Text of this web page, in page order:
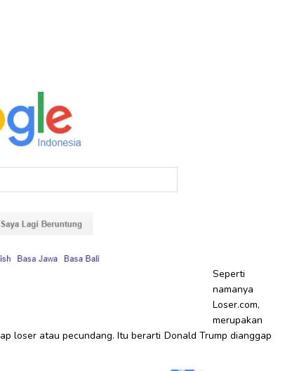
Seperti
namanya
Loser.com,
merupakan
loser atau pecundang. Itu berarti Donald Trump dianggap